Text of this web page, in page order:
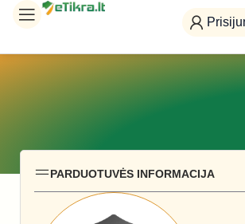
PARDUOTUVĖS INFORMACIJA